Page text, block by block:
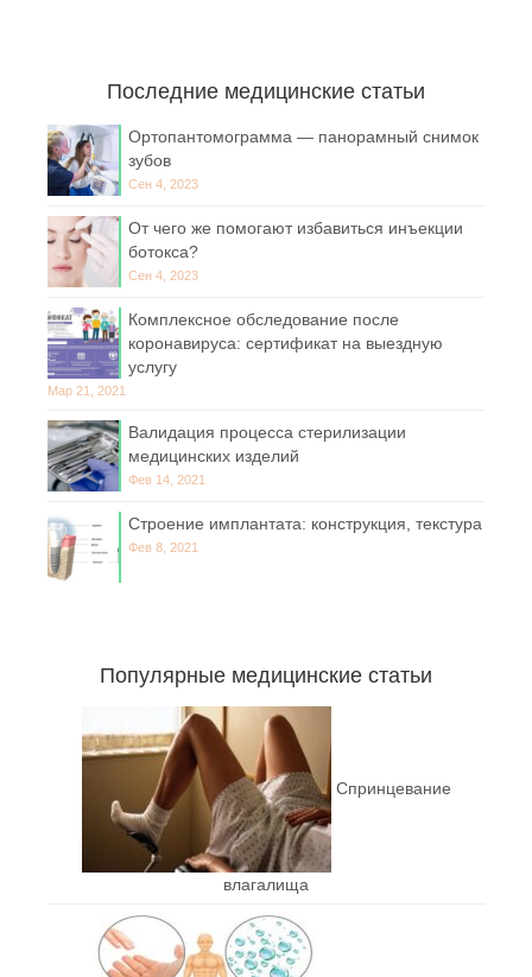
Последние медицинские статьи
Ортопантомограмма — панорамный снимок
зубов
Сен 4, 2023
От чего же помогают избавиться инъекции
ботокса?
Сен 4, 2023
Комплексное обследование после
коронавируса: сертификат на выездную
услугу
Мар 21, 2021
Валидация процесса стерилизации
медицинских изделий
Фев 14, 2021
Строение имплантата: конструкция, текстура
Фев 8, 2021
Популярные медицинские статьи
Спринцевание
влагалища